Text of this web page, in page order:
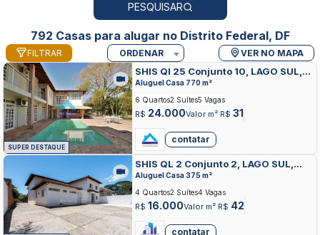
PESQUISAR
792 Casas para alugar no Distrito Federal, DF
FILTRAR ORDENAR VER NO MAPA
SUPER DESTAQUE
SHIS QI 25 Conjunto 10, LAGO SUL,
BRASILIA
Aluguel Casa 770 m²
R$ 24.000Valor m² R$ 31
6 Quartos2 Suítes5 Vagas
contatar
SHIS QL 2 Conjunto 2, LAGO SUL,
BRASILIA
Aluguel Casa 375 m²
R$ 16.000Valor m² R$ 42
4 Quartos2 Suítes4 Vagas
contatar